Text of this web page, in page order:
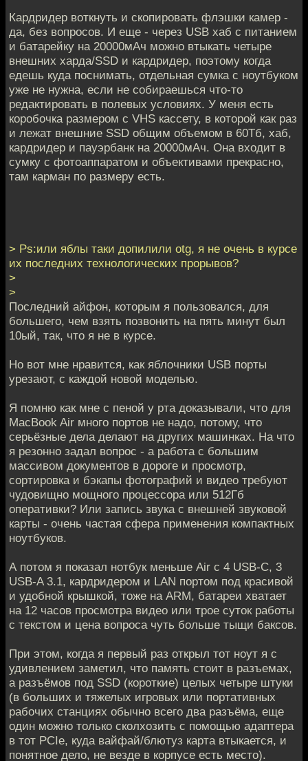
Кардридер воткнуть и скопировать флэшки камер -
да, без вопросов. И еще - через USB хаб c питанием
и батарейку на 20000мАч можно втыкать четыре
внешних харда/SSD и кардридер, поэтому когда
едешь куда поснимать, отдельная сумка с ноутбуком
уже не нужна, если не собираешься что-то
редактировать в полевых условиях. У меня есть
коробочка размером с VHS кассету, в которой как раз
и лежат внешние SSD общим объемом в 60Тб, хаб,
кардридер и пауэрбанк на 20000мАч. Она входит в
сумку с фотоаппаратом и объективами прекрасно,
там карман по размеру есть.
> Ps:или яблы таки допилили otg, я не очень в курсе
их последних технологических прорывов?
>
>
Последний айфон, которым я пользовался, для
большего, чем взять позвонить на пять минут был
10ый, так, что я не в курсе.
Но вот мне нравится, как яблочники USB порты
урезают, с каждой новой моделью.
Я помню как мне с пеной у рта доказывали, что для
MacBook Air много портов не надо, потому, что
серьёзные дела делают на других машинках. На что
я резонно задал вопрос - а работа с большим
массивом документов в дороге и просмотр,
сортировка и бэкапы фотографий и видео требуют
чудовищно мощного процессора или 512Гб
оперативки? Или запись звука с внешней звуковой
карты - очень частая сфера применения компактных
ноутбуков.
А потом я показал нотбук меньше Air с 4 USB-C, 3
USB-A 3.1, кардридером и LAN портом под красивой
и удобной крышкой, тоже на ARM, батареи хватает
на 12 часов просмотра видео или трое суток работы
с текстом и цена вопроса чуть больше тыщи баксов.
При этом, когда я первый раз открыл тот ноут я с
удивлением заметил, что память стоит в разъемаx,
а разъёмов под SSD (короткие) целых четыре штуки
(в больших и тяжелых игровых или портативных
рабочих станциях обычно всего два разъёма, еще
один можно только сколхозить с помощью адаптера
в тот PCIe, куда вайфай/блютуз карта втыкается, и
понятное дело, не везде в корпусе есть место).